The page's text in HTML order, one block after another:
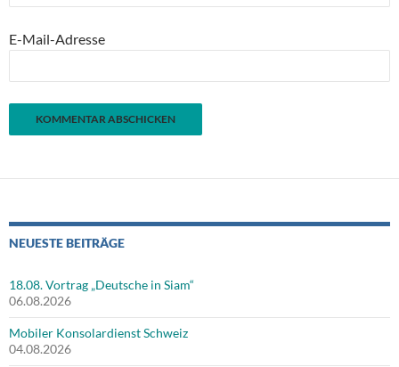
E-Mail-Adresse
NEUESTE BEITRÄGE
18.08. Vortrag „Deutsche in Siam“
06.08.2026
Mobiler Konsolardienst Schweiz
04.08.2026